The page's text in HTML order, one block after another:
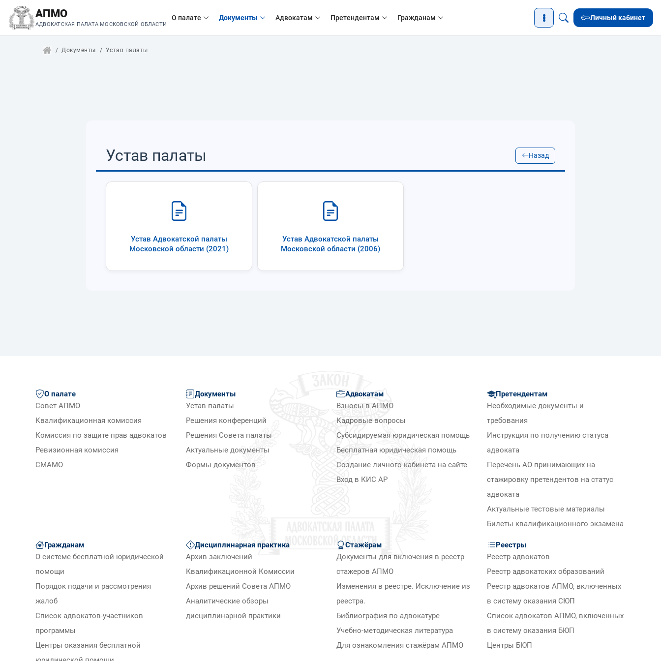
АПМО
АДВОКАТСКАЯ ПАЛАТА МОСКОВСКОЙ ОБЛАСТИ
О палате Документы Адвокатам Претендентам Гражданам Личный кабинет
Документы Устав палаты
Устав палаты Назад
Устав Адвокатской палаты
Московской области (2021)
Устав Адвокатской палаты
Московской области (2006)
О палате
Совет АПМО
Квалификационная комиссия
Комиссия по защите прав адвокатов
Ревизионная комиссия
СМАМО
Документы
Устав палаты
Решения конференций
Решения Совета палаты
Актуальные документы
Формы документов
Адвокатам
Взносы в АПМО
Кадровые вопросы
Субсидируемая юридическая помощь
Бесплатная юридическая помощь
Создание личного кабинета на сайте
Вход в КИС АР
Претендентам
Необходимые документы и
требования
Инструкция по получению статуса
адвоката
Перечень АО принимающих на
стажировку претендентов на статус
адвоката
Актуальные тестовые материалы
Билеты квалификационного экзамена
Гражданам
О системе бесплатной юридической
помощи
Порядок подачи и рассмотрения
жалоб
Список адвокатов-участников
программы
Центры оказания бесплатной
Дисциплинарная практика
Архив заключений
Квалификационной Комиссии
Архив решений Совета АПМО
Аналитические обзоры
дисциплинарной практики
Стажёрам
Документы для включения в реестр
стажеров АПМО
Изменения в реестре. Исключение из
реестра.
Библиография по адвокатуре
Учебно-методическая литература
Для ознакомления стажёрам АПМО
Реестры
Реестр адвокатов
Реестр адвокатских образований
Реестр адвокатов АПМО, включенных
в систему оказания СЮП
Список адвокатов АПМО, включенных
в систему оказания БЮП
Центры БЮП